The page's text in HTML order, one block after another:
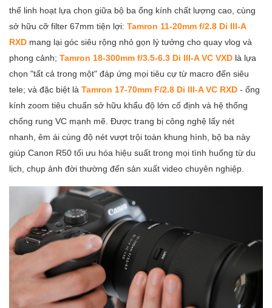
thể linh hoạt lựa chọn giữa bộ ba ống kính chất lượng cao, cùng
sở hữu cỡ filter 67mm tiện lợi: Tamron 11-20mm f/2.8 Di III-A
RXD mang lại góc siêu rộng nhỏ gọn lý tưởng cho quay vlog và
phong cảnh; Tamron 18-300mm f/3.5-6.3 Di III-A VC VXD là lựa
chọn "tất cả trong một" đáp ứng mọi tiêu cự từ macro đến siêu
tele; và đặc biệt là Tamron 17-70mm F/2.8 Di III-A VC RXD - ống
kính zoom tiêu chuẩn sở hữu khẩu độ lớn cố định và hệ thống
chống rung VC mạnh mẽ. Được trang bị công nghệ lấy nét
nhanh, êm ái cùng độ nét vượt trội toàn khung hình, bộ ba này
giúp Canon R50 tối ưu hóa hiệu suất trong mọi tình huống từ du
lịch, chụp ảnh đời thường đến sản xuất video chuyên nghiệp.